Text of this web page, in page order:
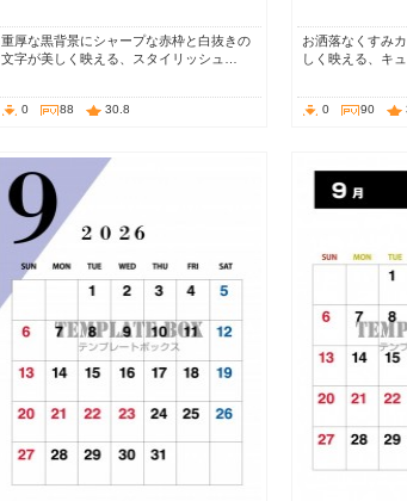
重厚な黒背景にシャープな赤枠と白抜きの
文字が美しく映える、スタイリッシュ…
0 88 30.8
お洒落なくすみ
しく映える、キ
0 90